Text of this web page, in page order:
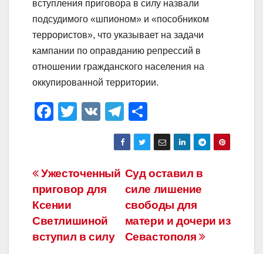
вступления приговора в силу назвали
подсудимого «шпионом» и «пособником
террористов», что указывает на задачи
кампании по оправданию репрессий в
отношении гражданского населения на
оккупированной территории.
F
e
b
o
o
k
T
er
V
T
el
e
gr
a
m
тп
р
а
в
и
ть
Навигация
по
записям
Суд оставил в
силе лишение
свободы для
матери и дочери из
Севастополя
Ужесточенный
приговор для
Ксении
Светлишиной
вступил в силу